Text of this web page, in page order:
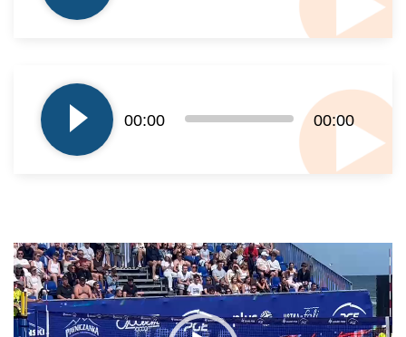
plików
dźwiękowych
00:00 00:00
Odtwarzacz
video